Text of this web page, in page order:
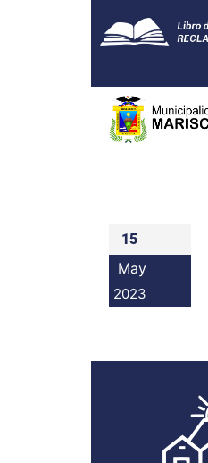
15
May
2023